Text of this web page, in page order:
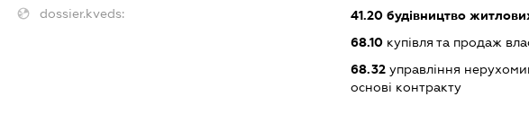
dossier.kveds: 41.20 будівництво
68.10 купівля та продаж
68.32 управління
основі контракту